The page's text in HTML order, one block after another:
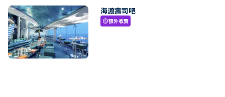
海渡壽司吧
paid額外收費